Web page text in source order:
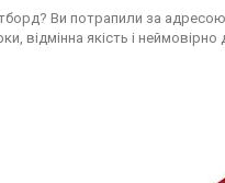
Ви потрапили за
відмінна якість і